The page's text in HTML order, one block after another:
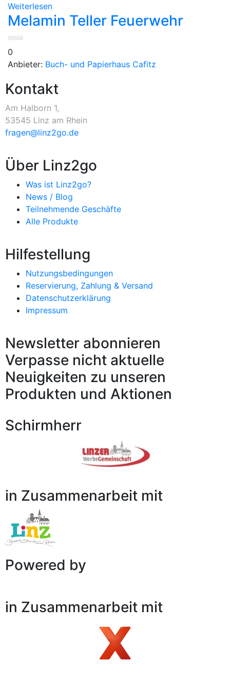
Weiterlesen
Melamin Teller Feuerwehr
0
Anbieter: Buch- und Papierhaus Cafitz
Kontakt
Am Halborn 1,
53545 Linz am Rhein
fragen@linz2go.de
Über Linz2go
Was ist Linz2go?
News / Blog
Teilnehmende Geschäfte
Alle Produkte
Hilfestellung
Nutzungsbedingungen
Reservierung, Zahlung & Versand
Datenschutzerklärung
Impressum
Newsletter abonnieren
Verpasse nicht aktuelle
Neuigkeiten zu unseren
Produkten und Aktionen
Schirmherr
in Zusammenarbeit mit
Powered by
in Zusammenarbeit mit